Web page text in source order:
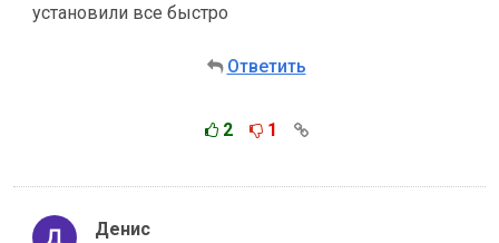
установили все быстро
Ответить
2 1
Денис